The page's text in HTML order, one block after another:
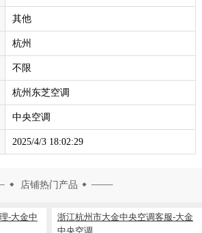
其他
杭州
不限
杭州东芝空调
中央空调
2025/4/3 18:02:29
店铺热门产品
-大金中
浙江杭州市大金中央空调客服-大金
中央空调